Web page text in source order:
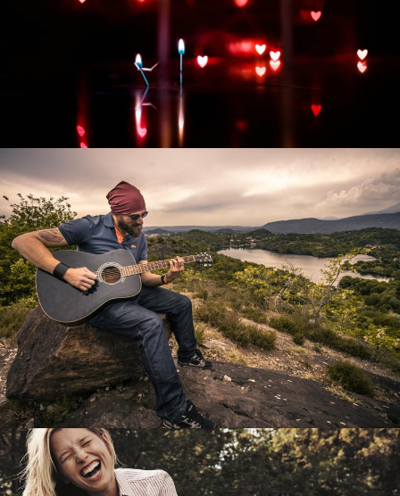
Развитие интернет-магазина "Всё для
праздника"
Смотреть проект
Перевод интернет-магазина
Guitaramania.ru на 1С-Битрикс
Смотреть проект